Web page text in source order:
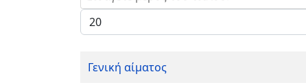
Εμφάνιση #
Γενική αίματος